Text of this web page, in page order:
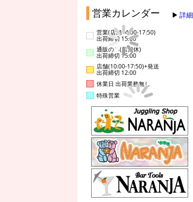
営業カレンダー 詳細
営業(店舗14:00-17:50)
出荷締切 15:00
通販のみ(店舗休)
出荷締切 15:00
店舗(10:00-17:50)+発送
出荷締切 12:00
休業日 出荷業務無し
特殊営業